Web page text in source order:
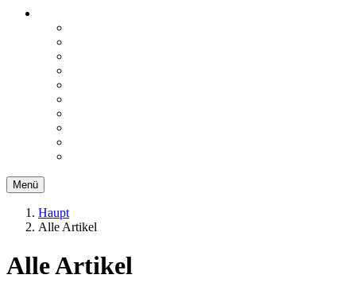
Menü
Haupt
Alle Artikel
Alle Artikel